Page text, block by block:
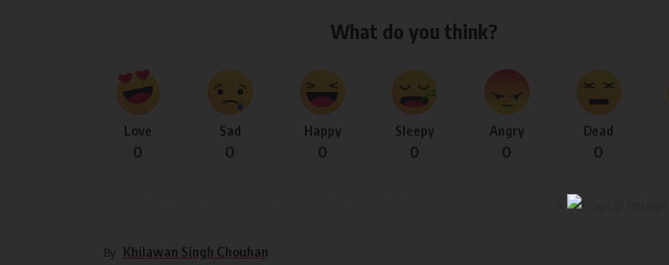
What do you think?
Love
0
Sad
0
Happy
0
Sleepy
0
Angry
0
Dead
0
By Khilawan Singh Chouhan